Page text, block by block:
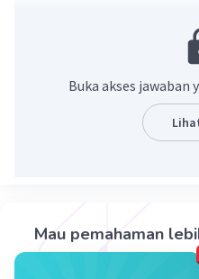
Kongsruen artinya
sudut yang
<v = 360° - (80° +
= 360° - 290°
Buka akses
Mau pemahaman